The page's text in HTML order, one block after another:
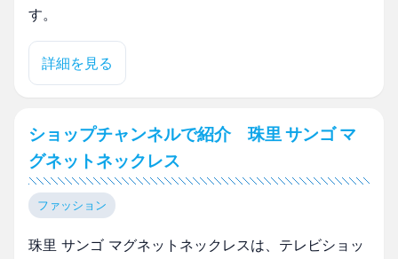
す。
詳細を見る
ショップチャンネルで紹介 珠里 サンゴ マ
グネットネックレス
ファッション
珠里 サンゴ マグネットネックレスは、テレビショッ